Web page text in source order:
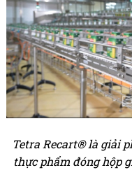
Tetra Recart® là giải
thực phẩm đóng hộp